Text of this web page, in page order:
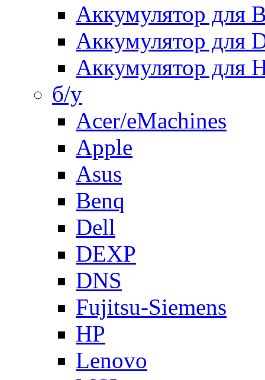
Аккумулятор для
Аккумулятор для
Аккумулятор для
б/у
Acer/eMachines
Apple
Asus
Benq
Dell
DEXP
DNS
Fujitsu-Siemens
HP
Lenovo